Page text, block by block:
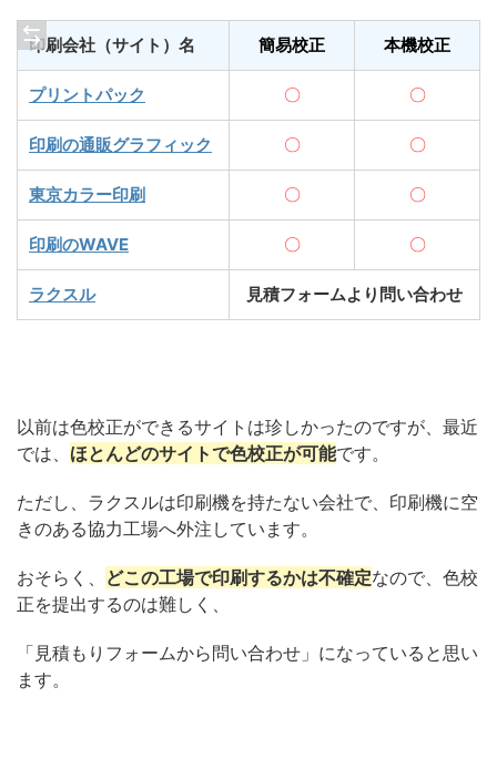
印刷会社（サイト）名 簡易校正 本機校正
プリントパック 〇 〇
印刷の通販グラフィック 〇 〇
東京カラー印刷 〇 〇
印刷のWAVE 〇 〇
ラクスル 見積フォームより問い合わせ
以前は色校正ができるサイトは珍しかったのですが、最近
では、 ほとんどのサイトで色校正が可能です。
ただし、ラクスルは印刷機を持たない会社で、印刷機に空
きのある協力工場へ外注しています。
おそらく、 どこの工場で印刷するかは不確定なので、色校
正を提出するのは難しく、
「見積もりフォームから問い合わせ」になっていると思い
ます。